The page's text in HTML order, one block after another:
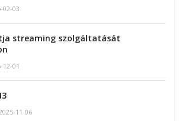
02-03
streaming szolgáltatását
12-01
11-06